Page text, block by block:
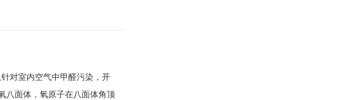
对室内空气中甲醛污染，开
八面体，氧原子在八面体角顶